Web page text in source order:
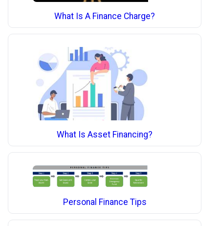
What Is A Finance Charge?
What Is Asset Financing?
Personal Finance Tips